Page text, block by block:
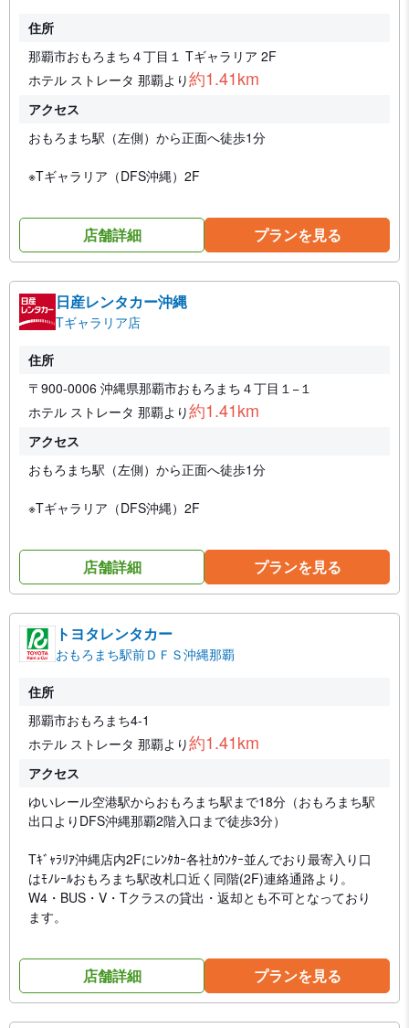
住所
那覇市おもろまち４丁目１ Tギャラリア 2F
ホテル ストレータ 那覇より約1.41km
アクセス
おもろまち駅（左側）から正面へ徒歩1分
※Tギャラリア（DFS沖縄）2F
店舗詳細 プランを見る
日産レンタカー沖縄
Tギャラリア店
住所
〒900-0006 沖縄県那覇市おもろまち４丁目１−１
ホテル ストレータ 那覇より約1.41km
アクセス
おもろまち駅（左側）から正面へ徒歩1分
※Tギャラリア（DFS沖縄）2F
店舗詳細 プランを見る
トヨタレンタカー
おもろまち駅前ＤＦＳ沖縄那覇
住所
那覇市おもろまち4-1
ホテル ストレータ 那覇より約1.41km
アクセス
ゆいレール空港駅からおもろまち駅まで18分（おもろまち駅
出口よりDFS沖縄那覇2階入口まで徒歩3分）
Tｷﾞｬﾗﾘｱ沖縄店内2Fにﾚﾝﾀｶｰ各社ｶｳﾝﾀｰ並んでおり最寄入り口
はﾓﾉﾚｰﾙおもろまち駅改札口近く同階(2F)連絡通路より。
W4・BUS・V・Tクラスの貸出・返却とも不可となっており
ます。
店舗詳細 プランを見る